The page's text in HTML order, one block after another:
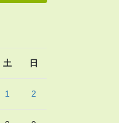
土 日
1 2